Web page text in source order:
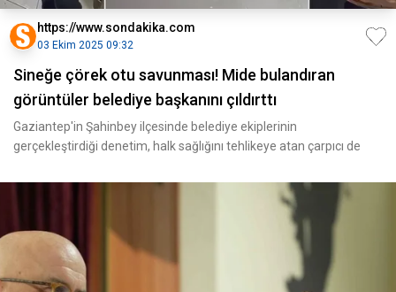
https://www.sondakika.com
03 Ekim 2025 09:32
Sineğe çörek otu savunması! Mide bulandıran
görüntüler belediye başkanını çıldırttı
Gaziantep'in Şahinbey ilçesinde belediye ekiplerinin
gerçekleştirdiği denetim, halk sağlığını tehlikeye atan çarpıcı de